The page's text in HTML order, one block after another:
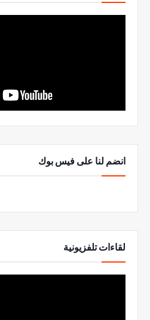
انضم لنا على فيس بوك
لقاءات تلفزيونية